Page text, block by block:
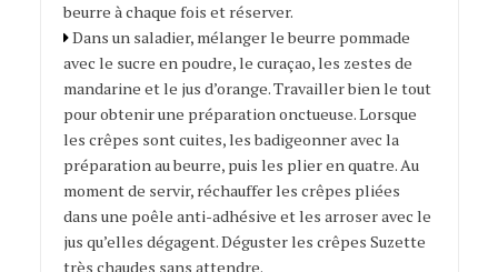
beurre à chaque fois et réserver.
Dans un saladier, mélanger le beurre pommade
avec le sucre en poudre, le curaçao, les zestes de
mandarine et le jus d’orange. Travailler bien le tout
pour obtenir une préparation onctueuse. Lorsque
les crêpes sont cuites, les badigeonner avec la
préparation au beurre, puis les plier en quatre. Au
moment de servir, réchauffer les crêpes pliées
dans une poêle anti-adhésive et les arroser avec le
jus qu’elles dégagent. Déguster les crêpes Suzette
très chaudes sans attendre.